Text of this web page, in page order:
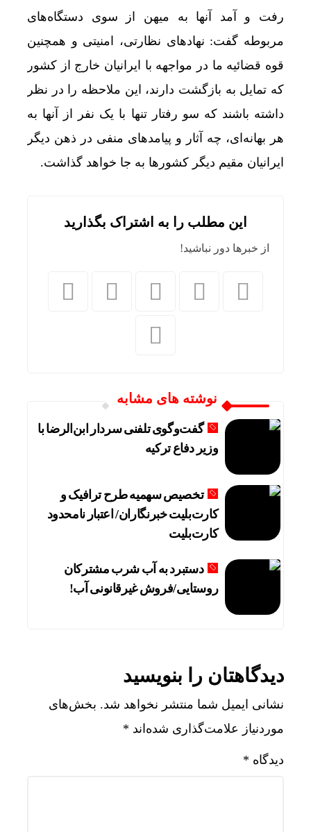
رفت و آمد آنها به میهن از سوی دستگاه‌های
مربوطه گفت‌: نهادهای نظارتی، امنیتی و همچنین
قوه قضائیه ما در مواجهه با ایرانیان خارج از کشور
که تمایل به بازگشت دارند، این ملاحظه را در نظر
داشته باشند که سو رفتار تنها با یک نفر از آنها به
هر بهانه‌ای، چه آثار و پیامدهای منفی در ذهن دیگر
ایرانیان مقیم دیگر کشورها به جا خواهد گذاشت.
این مطلب را به اشتراک بگذارید
از خبرها دور نباشید!
نوشته های مشابه
گفت‌وگوی تلفنی سردار ابن‌الرضا با
وزیر دفاع ترکیه
تخصیص سهمیه طرح ترافیک و
کارت‌بلیت خبرنگاران/ اعتبار نامحدود
کارت‌بلیت
دستبرد به آب شرب مشترکان
روستایی/فروش غیرقانونی آب!
دیدگاهتان را بنویسید
نشانی ایمیل شما منتشر نخواهد شد. بخش‌های
موردنیاز علامت‌گذاری شده‌اند *
دیدگاه *